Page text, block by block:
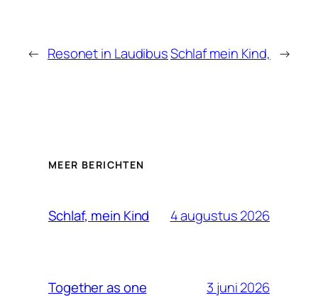
← Resonet in LaudibusSchlaf mein Kind, →
MEER BERICHTEN
Schlaf, mein Kind 4 augustus 2026
Together as one 3 juni 2026